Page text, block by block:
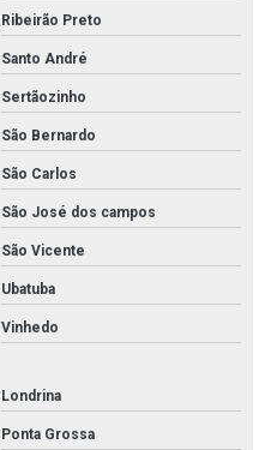
Ribeirão Preto
Santo André
Sertãozinho
São Bernardo
São Carlos
São José dos campos
São Vicente
Ubatuba
Vinhedo
Londrina
Ponta Grossa